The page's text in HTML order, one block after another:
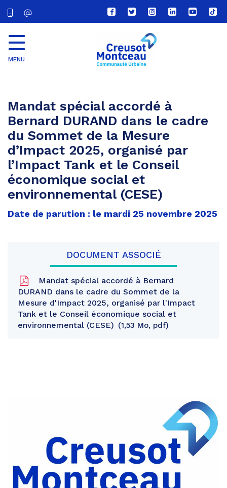
Lien
vers
compte
Facebook
Lien
vers
compte
Twitter
Lien
vers
le
compte
Lien
vers
Lien
vers
Lien
vers
MENU
Mandat spécial accordé à
Bernard DURAND dans le cadre
du Sommet de la Mesure
d’Impact 2025, organisé par
l’Impact Tank et le Conseil
économique social et
environnemental (CESE)
Date de parution : le mardi 25 novembre 2025
DOCUMENT ASSOCIÉ
Mandat spécial accordé à Bernard
DURAND dans le cadre du Sommet de la
Mesure d'Impact 2025, organisé par l'Impact
Tank et le Conseil économique social et
environnemental (CESE)
1,53 Mo, pdf
Facebook
Partager
Twitter
Partager
par